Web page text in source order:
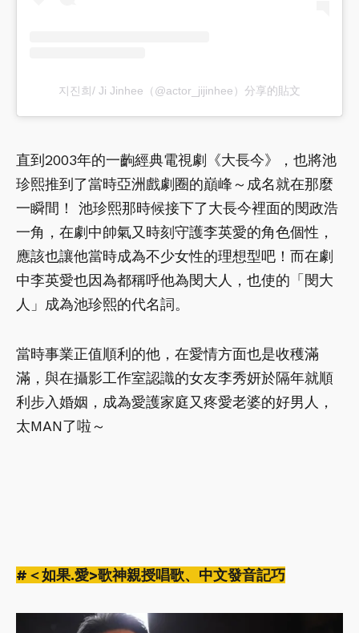
지진희/ Ji Jinhee（@actor_jijinhee）分享的貼文
直到2003年的一齣經典電視劇《大長今》，也將池
珍熙推到了當時亞洲戲劇圈的巔峰～成名就在那麼
一瞬間！ 池珍熙那時候接下了大長今裡面的閔政浩
一角，在劇中帥氣又時刻守護李英愛的角色個性，
應該也讓他當時成為不少女性的理想型吧！而在劇
中李英愛也因為都稱呼他為閔大人，也使的「閔大
人」成為池珍熙的代名詞。
當時事業正值順利的他，在愛情方面也是收穫滿
滿，與在攝影工作室認識的女友李秀妍於隔年就順
利步入婚姻，成為愛護家庭又疼愛老婆的好男人，
太MAN了啦～
#＜如果.愛>歌神親授唱歌、中文發音記巧